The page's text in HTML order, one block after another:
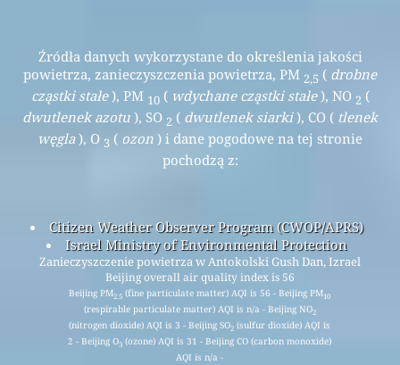
Źródła danych wykorzystane do określenia jakości
powietrza, zanieczyszczenia powietrza, PM 2,5 ( drobne
cząstki stałe), PM 10( wdychane cząstki stałe), NO 2 (
dwutlenek azotu ), SO 2 ( dwutlenek siarki), CO ( tlenek
węgla), O 3 ( ozon ) i dane pogodowe na tej stronie
pochodzą z:
Citizen Weather Observer Program (CWOP/APRS)
Israel Ministry of Environmental Protection
Zanieczyszczenie powietrza w Antokolski Gush Dan, Izrael
Beijing overall air quality index is 56
Beijing PM2.5 (fine particulate matter) AQI is 56 - Beijing PM10
(respirable particulate matter) AQI is n/a - Beijing NO2
(nitrogen dioxide) AQI is 3 - Beijing SO2 (sulfur dioxide) AQI is
2 - Beijing O3 (ozone) AQI is 31 - Beijing CO (carbon monoxide)
AQI is n/a -